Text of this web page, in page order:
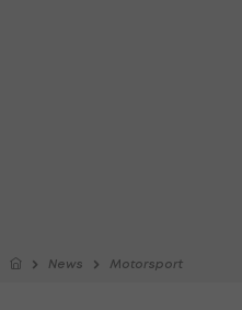
News Motorsport